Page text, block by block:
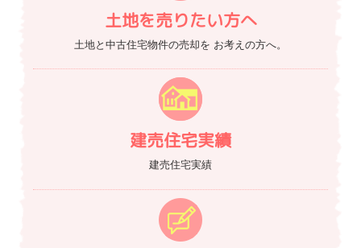
土地を売りたい方へ
土地と中古住宅物件の売却を お考えの方へ。
建売住宅実績
建売住宅実績